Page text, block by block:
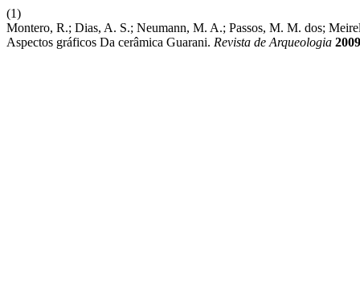
(1)
Montero, R.; Dias, A. S.; Neumann, M. A.; Passos, M. M. dos;
Aspectos gráficos Da cerâmica Guarani. Revista de Arqueologia 2009